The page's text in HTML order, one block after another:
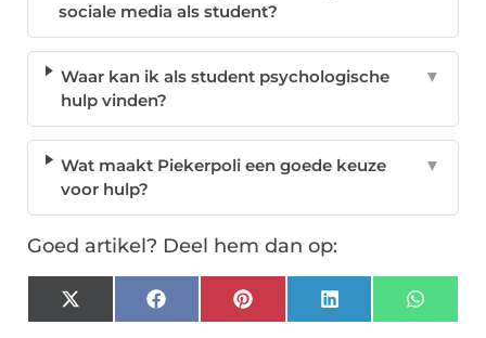
sociale media als student?
Waar kan ik als student psychologische
hulp vinden?
▼
Wat maakt Piekerpoli een goede keuze
voor hulp?
▼
Goed artikel? Deel hem dan op:
X
(Twitter)
FacebookPinterest LinkedIn